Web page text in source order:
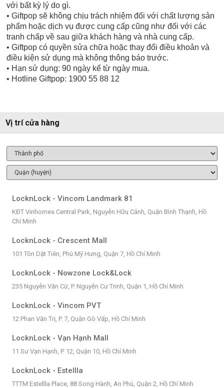
với bất kỳ lý do gì.
• Giftpop sẽ không chịu trách nhiệm đối với chất lượng sản
phẩm hoặc dịch vụ được cung cấp cũng như đối với các
tranh chấp về sau giữa khách hàng và nhà cung cấp.
• Giftpop có quyền sửa chữa hoặc thay đổi điều khoản và
điều kiện sử dụng mà không thông báo trước.
• Hạn sử dụng: 90 ngày kể từ ngày mua.
• Hotline Giftpop: 1900 55 88 12
Vị trí cửa hàng
LocknLock - Vincom Landmark 81
KĐT Vinhomes Central Park, Nguyễn Hữu Cảnh, Quận Bình Thạnh, Hồ
Chí Minh
LocknLock - Crescent Mall
101 Tôn Dật Tiên, Phú Mỹ Hưng, Quận 7, Hồ Chí Minh
LocknLock - Nowzone Lock&Lock
235 Nguyễn Văn Cừ, P. Nguyễn Cư Trinh, Quận 1, Hồ Chí Minh
LocknLock - Vincom PVT
12 Phan Văn Trị, P. 7, Quận Gò Vấp, Hồ Chí Minh
LocknLock - Vạn Hạnh Mall
11 Sư Vạn Hạnh, P. 12, Quận 10, Hồ Chí Minh
LocknLock - Estellla
TTTM Estellla Place, 88 Song Hành, An Phú, Quận 2, Hồ Chí Minh